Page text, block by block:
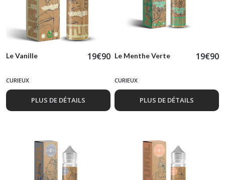
Le Vanille 19€90
CURIEUX
PLUS DE DÉTAILS
Le Menthe Verte 19€90
CURIEUX
PLUS DE DÉTAILS